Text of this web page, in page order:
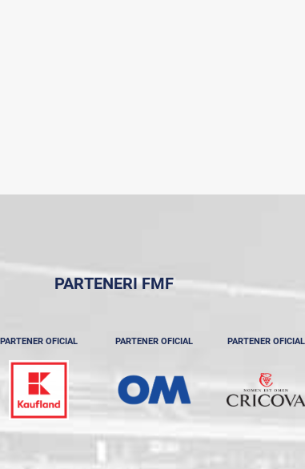
PARTENERI FMF
PARTENER OFICIAL PARTENER OFICIAL PARTENER OFICIAL